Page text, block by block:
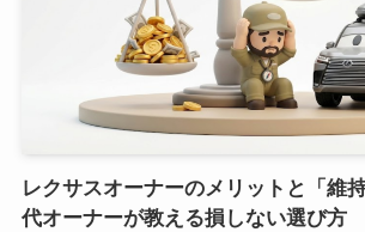
レクサスオーナーのメリットと「維
代オーナーが教える損しない選び方